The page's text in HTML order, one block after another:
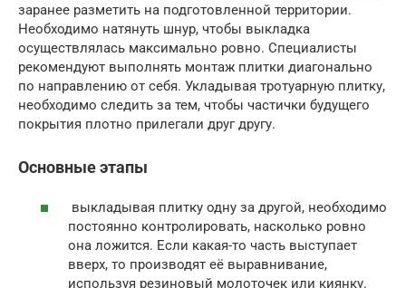
заранее разметить на подготовленной территории.
Необходимо натянуть шнур, чтобы выкладка
осуществлялась максимально ровно. Специалисты
рекомендуют выполнять монтаж плитки диагонально
по направлению от себя. Укладывая тротуарную плитку,
необходимо следить за тем, чтобы частички будущего
покрытия плотно прилегали друг другу.
Основные этапы
выкладывая плитку одну за другой, необходимо
постоянно контролировать, насколько ровно
она ложится. Если какая-то часть выступает
вверх, то производят её выравнивание,
используя резиновый молоточек или киянку.